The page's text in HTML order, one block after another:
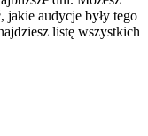
jakie audycje były tego
listę wszystkich